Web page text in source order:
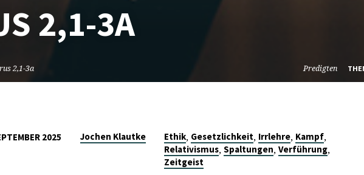
2,1-3A
2,1-3a Predigten
2025 Jochen Klautke Ethik, Gesetzlichkeit, Irrlehre, Kampf,
Relativismus,Spaltungen,Verführung,
Zeitgeist